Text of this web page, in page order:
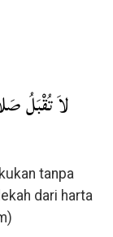
لاَ تُقْبَلُ
tanpa
dari harta